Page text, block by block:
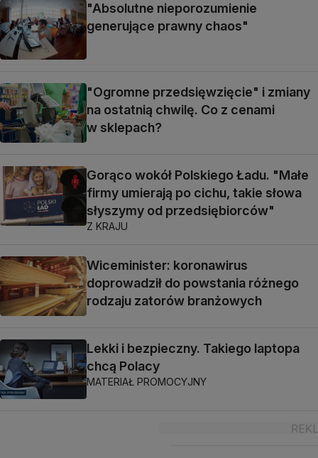
"Absolutne nieporozumienie
generujące prawny chaos"
"Ogromne przedsięwzięcie" i zmiany
na ostatnią chwilę. Co z cenami
w sklepach?
Gorąco wokół Polskiego Ładu. "Małe
firmy umierają po cichu, takie słowa
słyszymy od przedsiębiorców"
Z KRAJU
Wiceminister: koronawirus
doprowadził do powstania różnego
rodzaju zatorów branżowych
Lekki i bezpieczny. Takiego laptopa
chcą Polacy
MATERIAŁ PROMOCYJNY